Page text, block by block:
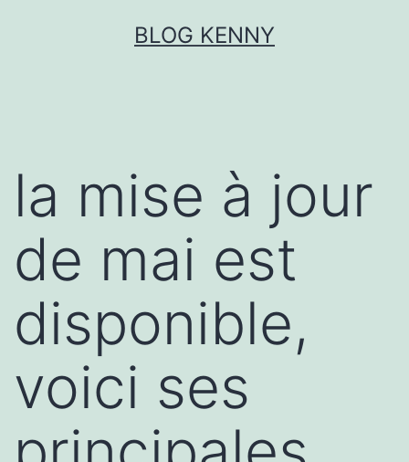
BLOG KENNY
la mise à jour
de mai est
disponible,
voici ses